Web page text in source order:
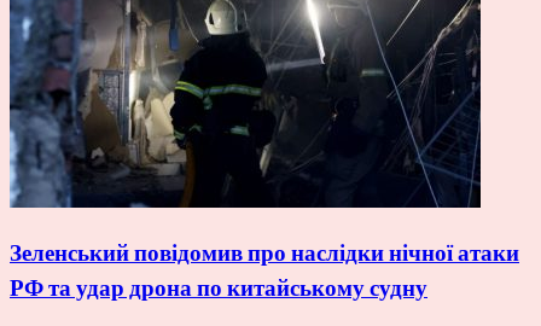
Зеленський повідомив про наслідки нічної атаки
РФ та удар дрона по китайському судну